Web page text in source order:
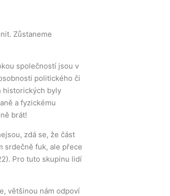
Zůstaneme
společností jsou v
politického či
historických byly
a fyzickému
brát!
zdá se, že část
srdečně fuk, ale přece
Pro tuto skupinu lidí
většinou nám odpoví